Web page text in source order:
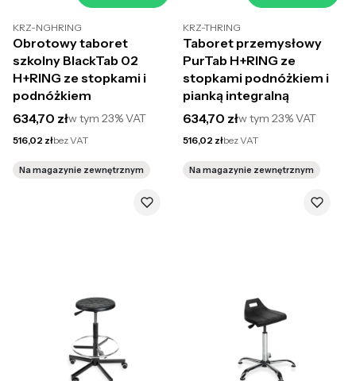
KRZ-NGHRING
Obrotowy taboret
szkolny BlackTab 02
H+RING ze stopkami i
podnóżkiem
Cena brutto
634,70 złw tym 23%VAT
Cena netto
516,02 złbez VAT
Na magazynie zewnętrznym
KRZ-THRING
Taboret przemysłowy
PurTab H+RING ze
stopkami podnóżkiem i
pianką integralną
Cena brutto
634,70 złw tym23%VAT
Cena netto
516,02 złbez VAT
Na magazynie zewnętrznym